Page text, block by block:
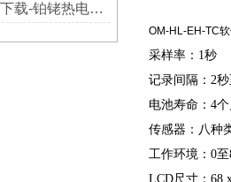
S型热电偶分度表下载-铂铑热电偶分度表
OM-HL-EH-TC
采样率：1秒
记录间隔：2
电池寿命：4
传感器：八种
工作环境：0至
LCD尺寸：68